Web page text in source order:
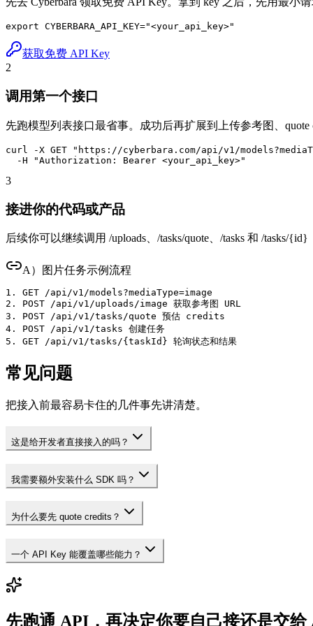
export CYBERBARA_API_KEY="<your_api_key>"
获取免费 API Key
2
调用第一个接口
先跑模型列表接口最省事。成功后再扩展到上传参考图、quote
curl -X GET "https://cyberbara.com/api/v1/
  -H "Authorization: Bearer <your_api_key>"
3
接进你的代码或产品
后续你可以继续调用 /uploads、/tasks/quote、/tasks 和 /tasks/
A）图片任务示例流程
1. GET /api/v1/models?mediaType=image
2. POST /api/v1/uploads/image 获取参考图 URL
3. POST /api/v1/tasks/quote 预估 credits
4. POST /api/v1/tasks 创建任务
5. GET /api/v1/tasks/{taskId} 轮询状态和结果
常见问题
把接入前最容易卡住的几件事先讲清楚。
这是给开发者直接接入的吗？
我需要额外安装什么 SDK 吗？
为什么要先 quote credits？
一个 API Key 能覆盖哪些能力？
先跑通 API，再决定你要自己接还是交给